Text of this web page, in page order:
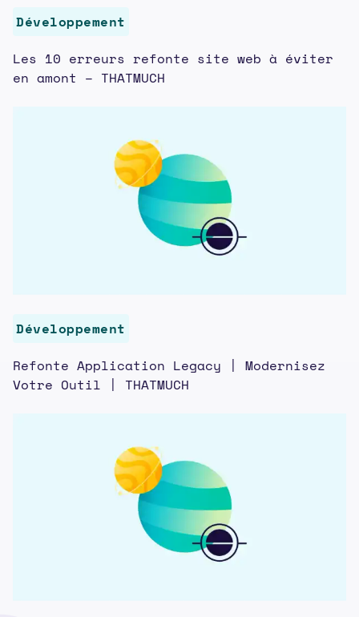
Développement
Les 10 erreurs refonte site web à éviter
en amont – THATMUCH
Développement
Refonte Application Legacy | Modernisez
Votre Outil | THATMUCH